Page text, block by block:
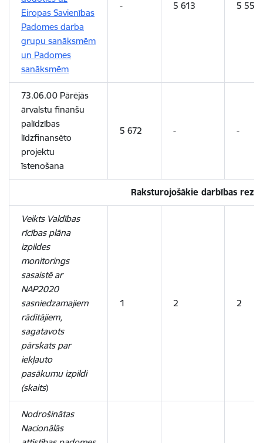
Eiropas Savienības
Padomes darba
grupu sanāksmēm
un Padomes
sanāksmēm
- 5 613 5 551
73.06.00 Pārējās
ārvalstu finanšu
palīdzības
līdzfinansēto
projektu
īstenošana
5 672 - -
Raksturojošākie darbības
Veikts Valdības
rīcības plāna
izpildes
monitorings
sasaistē ar
NAP2020
sasniedzamajiem
rādītājiem,
sagatavots
pārskats par
iekļauto
pasākumu izpildi
(skaits)
1 2 2
Nodrošinātas
Nacionālās